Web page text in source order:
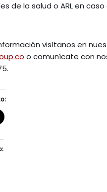
de la salud o ARL en
visítanos en
o comunícate con